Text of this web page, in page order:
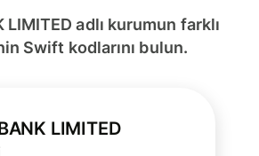
LIMITED adlı kurumun farklı
Swift kodlarını bulun.
LIMITED